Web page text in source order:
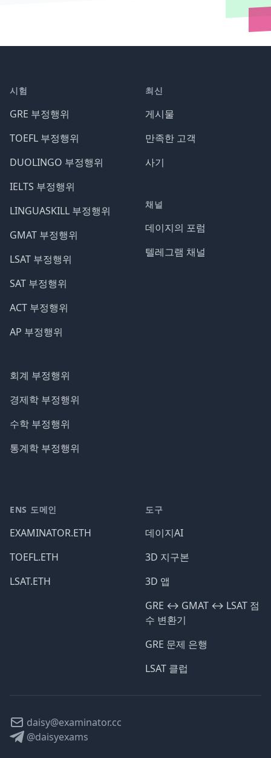
시험
GRE 부정행위
TOEFL 부정행위
DUOLINGO 부정행위
IELTS 부정행위
LINGUASKILL 부정행위
GMAT 부정행위
LSAT 부정행위
SAT 부정행위
ACT 부정행위
AP 부정행위
회계 부정행위
경제학 부정행위
수학 부정행위
통계학 부정행위
최신
게시물
만족한 고객
사기
채널
데이지의 포럼
텔레그램 채널
ENS 도메인
EXAMINATOR.ETH
TOEFL.ETH
LSAT.ETH
도구
데이지AI
3D 지구본
3D 앱
GRE ↔️ GMAT ↔️ LSAT 점
수 변환기
GRE 문제 은행
LSAT 클럽
daisy@examinator.cc
@daisyexams